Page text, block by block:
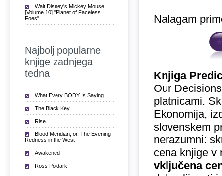
Nalagam
Knjiga
Our
platnicami.
Ekonomija,
slovenskem
nerazumni:
cena knjige v
vključena
Walt Disney's Mickey Mouse.
[Volume 10] "Planet of Faceless
Foes"
Najbolj popularne
knjige zadnjega
tedna
What Every BODY Is Saying
The Black Key
Rise
Blood Meridian, or, The Evening
Redness in the West
Awakened
Ross Poldark